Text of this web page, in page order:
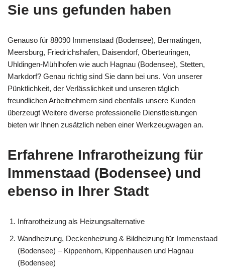
Sie uns gefunden haben
Genauso für 88090 Immenstaad (Bodensee), Bermatingen,
Meersburg, Friedrichshafen, Daisendorf, Oberteuringen,
Uhldingen-Mühlhofen wie auch Hagnau (Bodensee), Stetten,
Markdorf? Genau richtig sind Sie dann bei uns. Von unserer
Pünktlichkeit, der Verlässlichkeit und unseren täglich
freundlichen Arbeitnehmern sind ebenfalls unsere Kunden
überzeugt Weitere diverse professionelle Dienstleistungen
bieten wir Ihnen zusätzlich neben einer Werkzeugwagen an.
Erfahrene Infrarotheizung für
Immenstaad (Bodensee) und
ebenso in Ihrer Stadt
Infrarotheizung als Heizungsalternative
Wandheizung, Deckenheizung & Bildheizung für Immenstaad
(Bodensee) – Kippenhorn, Kippenhausen und Hagnau
(Bodensee)